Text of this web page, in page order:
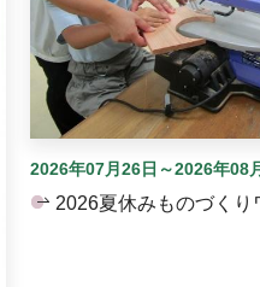
2026年07月26日～2026年08
2026夏休みものづくり